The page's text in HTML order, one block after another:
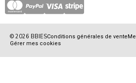
© 2026 BBIESConditions générales de vente
Gérer mes cookies